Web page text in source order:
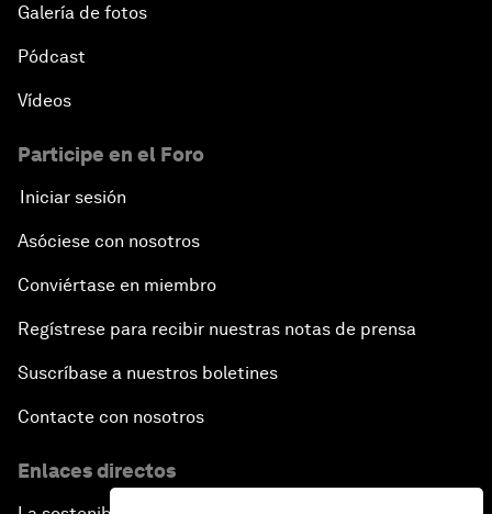
Galería de fotos
Pódcast
Vídeos
Participe en el Foro
Iniciar sesión
Asóciese con nosotros
Conviértase en miembro
Regístrese para recibir nuestras notas de prensa
Suscríbase a nuestros boletines
Contacte con nosotros
Enlaces directos